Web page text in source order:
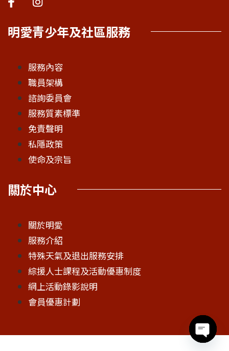
明愛青少年及社區服務
服務內容
職員架構
諮詢委員會
服務質素標準
免責聲明
私隱政策
使命及宗旨
關於中心
關於明愛
服務介紹
特殊天氣及退出服務安排
綜援人士課程及活動優惠制度
網上活動錄影說明
會員優惠計劃